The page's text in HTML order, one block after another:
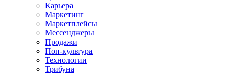
Карьера
Маркетинг
Маркетплейсы
Мессенджеры
Продажи
Поп-культура
Технологии
Трибуна